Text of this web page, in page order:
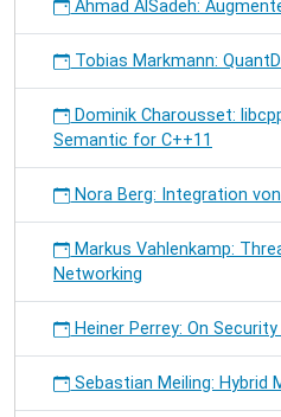
Ahmad AlSadeh:
Tobias Markmann:
Dominik Charousset:
Semantic for C++11
Nora Berg: Integration
Markus Vahlenkamp:
Networking
Heiner Perrey: On
Sebastian Meiling: